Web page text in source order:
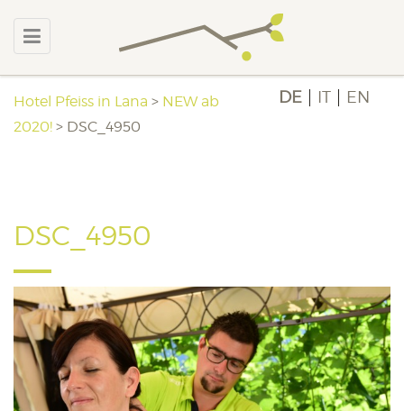
DE IT EN
Hotel Pfeiss in Lana > NEW ab
2020! > DSC_4950
DSC_4950